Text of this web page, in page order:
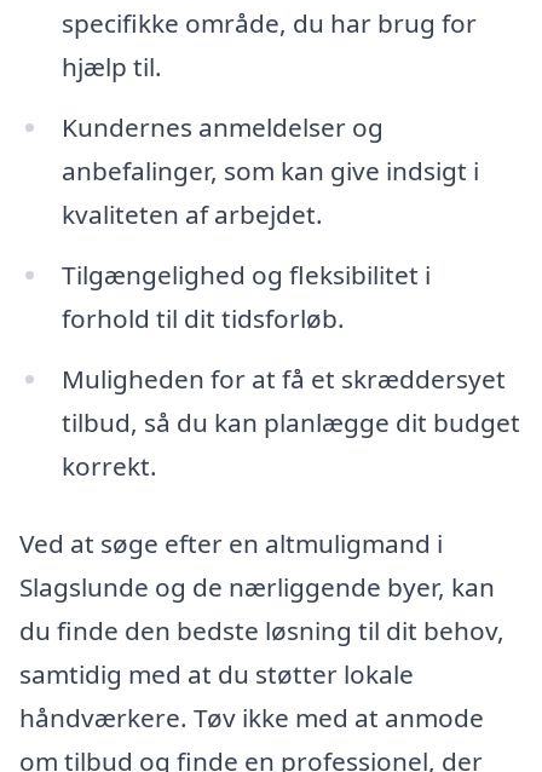
specifikke område, du har brug for
hjælp til.
Kundernes anmeldelser og
anbefalinger, som kan give indsigt i
kvaliteten af arbejdet.
Tilgængelighed og fleksibilitet i
forhold til dit tidsforløb.
Muligheden for at få et skræddersyet
tilbud, så du kan planlægge dit budget
korrekt.
Ved at søge efter en altmuligmand i
Slagslunde og de nærliggende byer, kan
du finde den bedste løsning til dit behov,
samtidig med at du støtter lokale
håndværkere. Tøv ikke med at anmode
om tilbud og finde en professionel, der